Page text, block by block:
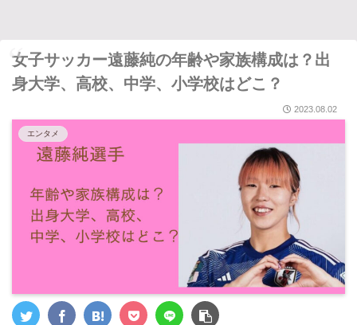
女子サッカー遠藤純の年齢や家族構成は？出
身大学、高校、中学、小学校はどこ？
2023.08.02
エンタメ